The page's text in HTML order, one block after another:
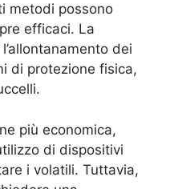
metodi possono
efficaci. La
dei
di protezione fisica,
più economica,
di dispositivi
i volatili. Tuttavia,